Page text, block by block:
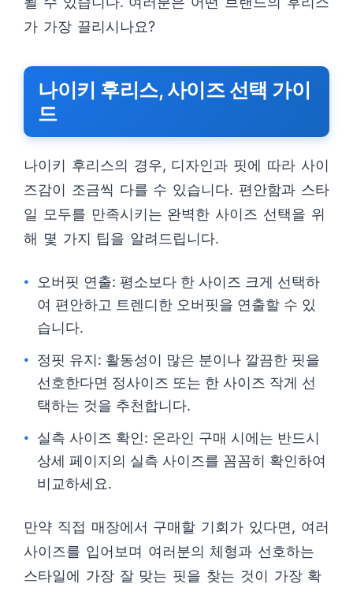
가 가장 끌리시나요?
나이키 후리스, 사이즈 선택 가이
드
나이키 후리스의 경우, 디자인과 핏에 따라 사이
즈감이 조금씩 다를 수 있습니다. 편안함과 스타
일 모두를 만족시키는 완벽한 사이즈 선택을 위
해 몇 가지 팁을 알려드립니다.
오버핏 연출: 평소보다 한 사이즈 크게 선택하
여 편안하고 트렌디한 오버핏을 연출할 수 있
습니다.
정핏 유지: 활동성이 많은 분이나 깔끔한 핏을
선호한다면 정사이즈 또는 한 사이즈 작게 선
택하는 것을 추천합니다.
실측 사이즈 확인: 온라인 구매 시에는 반드시
상세 페이지의 실측 사이즈를 꼼꼼히 확인하여
비교하세요.
만약 직접 매장에서 구매할 기회가 있다면, 여러
사이즈를 입어보며 여러분의 체형과 선호하는
스타일에 가장 잘 맞는 핏을 찾는 것이 가장 확